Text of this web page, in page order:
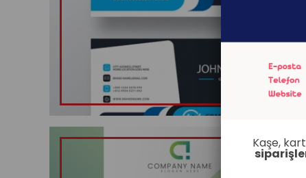
Kaşe,